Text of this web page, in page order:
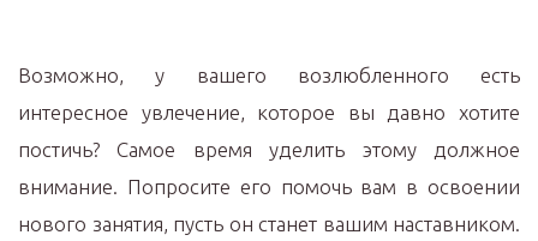
Возможно, у вашего возлюбленного есть
интересное увлечение, которое вы давно хотите
постичь? Самое время уделить этому должное
внимание. Попросите его помочь вам в освоении
нового занятия, пусть он станет вашим наставником.